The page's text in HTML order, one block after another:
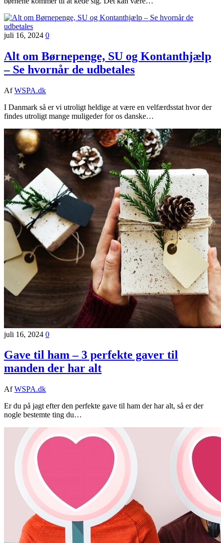
juli 16, 2024 0
Alt om Børnepenge, SU og Kontanthjælp
– Se hvornår de udbetales
Af WSPA.dk
I Danmark så er vi utroligt heldige at være en velfærdsstat hvor der
findes utroligt mange muligeder for os danske…
juli 16, 2024 0
Gave til ham – 3 perfekte gaver til
manden der har alt
Af WSPA.dk
Er du på jagt efter den perfekte gave til ham der har alt, så er der
nogle bestemte ting du…